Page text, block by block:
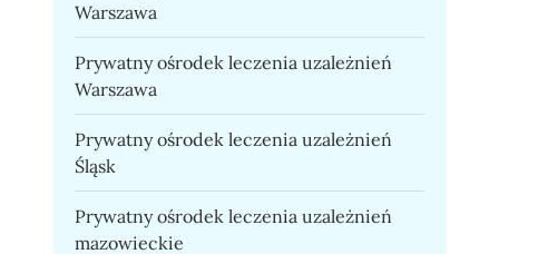
Warszawa
Prywatny ośrodek leczenia uzależnień
Warszawa
Prywatny ośrodek leczenia uzależnień
Śląsk
Prywatny ośrodek leczenia uzależnień
mazowieckie